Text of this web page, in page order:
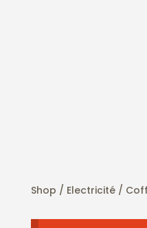
Shop / Electricité/